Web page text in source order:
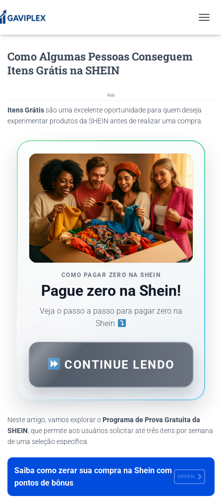
O
I
Como Algumas Pessoas Conseguem
Itens Grátis na SHEIN
Ads
Itens Grátissão uma excelente oportunidade para quem deseja
experimentar produtos da SHEIN antes de realizar uma compra.
COMO PAGAR ZERO NA SHEIN
Pague zero na Shein!
Veja o passo a passo para pagar zero na
Shein
CONTINUE LENDO
Neste artigo, vamos explorar o Programa de Prova Gratuita da
SHEIN , que permite aos usuários solicitar até três itens por semana
de uma seleção específica.
Saiba como zerar sua compra na Shein com
pontos de bônus
OFFEN